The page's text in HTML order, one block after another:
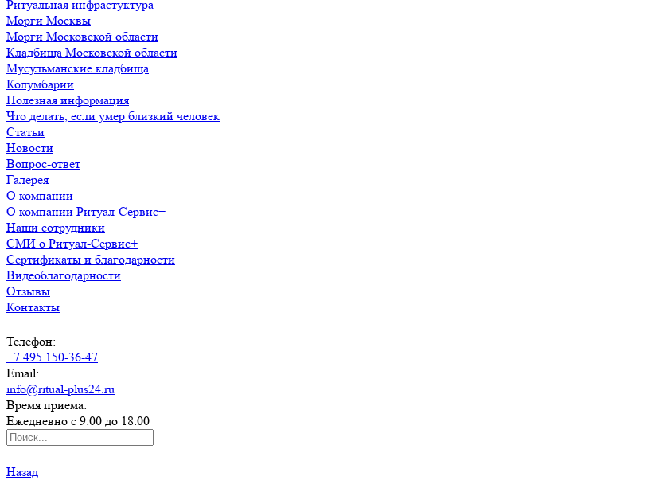
Ритуальная инфрастуктура
Морги Москвы
Морги Московской области
Кладбища Московской области
Мусульманские кладбища
Колумбарии
Полезная информация
Что делать, если умер близкий человек
Статьи
Новости
Вопрос-ответ
Галерея
О компании
О компании Ритуал-Сервис+
Наши сотрудники
СМИ о Ритуал-Сервис+
Сертификаты и благодарности
Видеоблагодарности
Отзывы
Контакты
Телефон:
+7 495 150-36-47
Email:
info@ritual-plus24.ru
Время приема:
Ежедневно с 9:00 до 18:00
Назад